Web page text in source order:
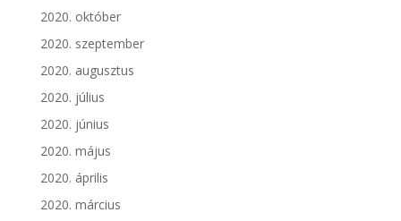
2020. október
2020. szeptember
2020. augusztus
2020. július
2020. június
2020. május
2020. április
2020. március